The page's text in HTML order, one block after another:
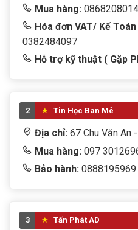
Mua hàng: 0868208014
Hóa đơn VAT/ Kế
0382484097
Hỗ trợ kỹ thuật ( Gặp
2 Tin Học Ban Mê
Địa chỉ: 67 Chu Văn An
Mua hàng: 097
Bảo hành: 0888195969
3 Tấn Phát AD